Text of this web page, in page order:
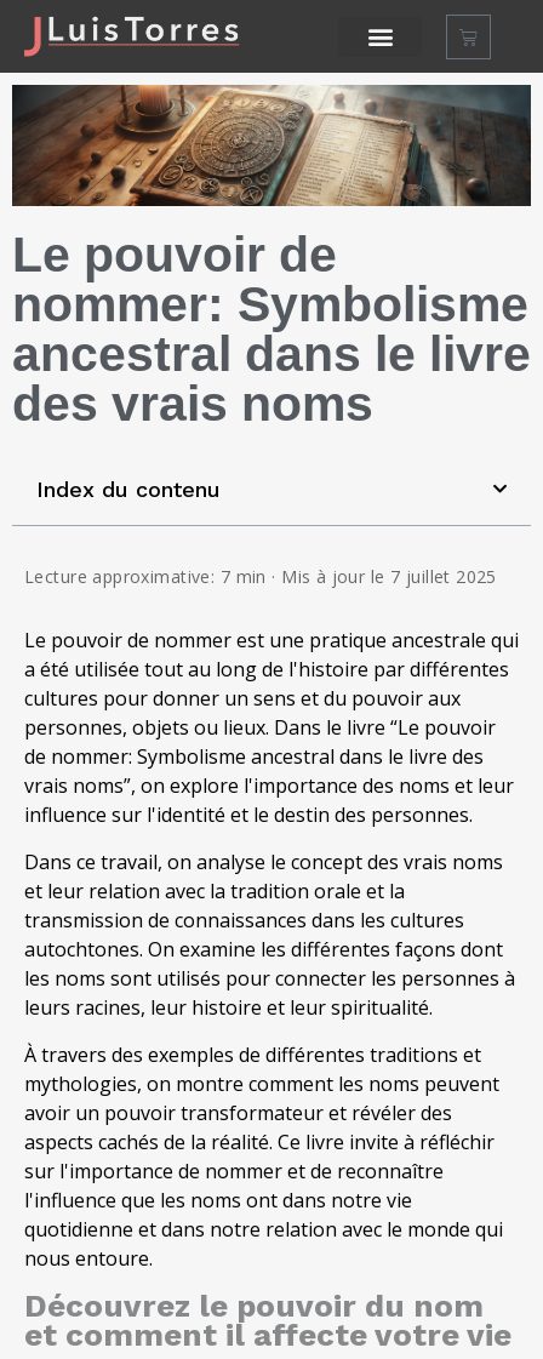
Le pouvoir de
nommer: Symbolisme
ancestral dans le livre
des vrais noms
Index du contenu
Lecture approximative: 7 min · Mis à jour le 7 juillet 2025
Le pouvoir de nommer est une pratique ancestrale qui
a été utilisée tout au long de l'histoire par différentes
cultures pour donner un sens et du pouvoir aux
personnes, objets ou lieux. Dans le livre “Le pouvoir
de nommer: Symbolisme ancestral dans le livre des
vrais noms”, on explore l'importance des noms et leur
influence sur l'identité et le destin des personnes.
Dans ce travail, on analyse le concept des vrais noms
et leur relation avec la tradition orale et la
transmission de connaissances dans les cultures
autochtones. On examine les différentes façons dont
les noms sont utilisés pour connecter les personnes à
leurs racines, leur histoire et leur spiritualité.
À travers des exemples de différentes traditions et
mythologies, on montre comment les noms peuvent
avoir un pouvoir transformateur et révéler des
aspects cachés de la réalité. Ce livre invite à réfléchir
sur l'importance de nommer et de reconnaître
l'influence que les noms ont dans notre vie
quotidienne et dans notre relation avec le monde qui
nous entoure.
Découvrez le pouvoir du nom
et comment il affecte votre vie